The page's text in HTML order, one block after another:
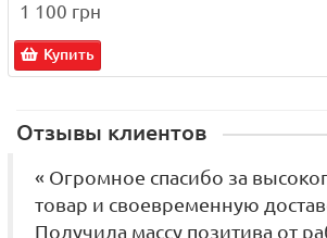
1 100 грн
Купить
Отзывы клиентов
« Огромное спасибо за
товар и своевременную
Получила массу позитива от